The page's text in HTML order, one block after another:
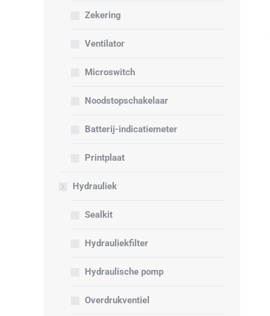
Zekering
Ventilator
Microswitch
Noodstopschakelaar
Batterij-indicatiemeter
Printplaat
Hydrauliek
Sealkit
Hydrauliekfilter
Hydraulische pomp
Overdrukventiel